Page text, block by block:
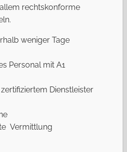
rechtskonforme
weniger Tage
Personal mit A1
Dienstleister
Vermittlung